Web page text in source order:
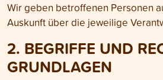
Wir geben betroffenen Personen
Auskunft über die jeweilige
2. BEGRIFFE UND
GRUNDLAGEN